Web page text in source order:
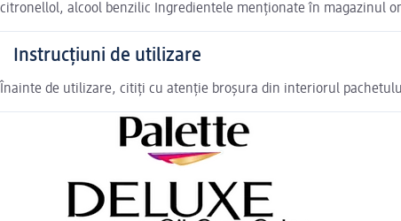
citronellol, alcool benzilic Ingredientele menționate în magazinul
Instrucțiuni de utilizare
Înainte de utilizare, citiți cu atenție broșura din interiorul